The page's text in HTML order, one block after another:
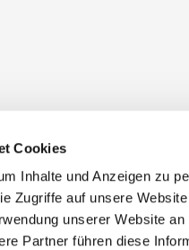
Cookies
Inhalte und Anzeigen zu
Zugriffe auf unsere
unserer Website
Partner führen diese